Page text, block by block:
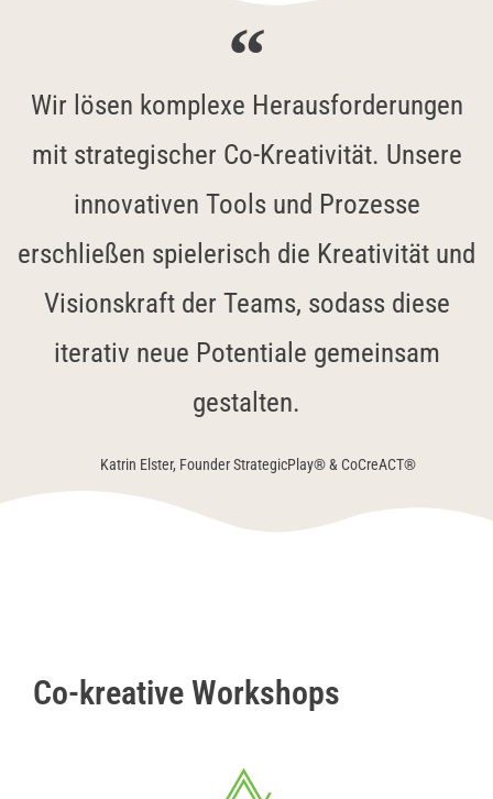
Wir lösen komplexe Herausforderungen
mit strategischer Co-Kreativität. Unsere
innovativen Tools und Prozesse
erschließen spielerisch die Kreativität und
Visionskraft der Teams, sodass diese
iterativ neue Potentiale gemeinsam
gestalten.
Katrin Elster, Founder StrategicPlay® & CoCreACT®
Co-kreative Workshops